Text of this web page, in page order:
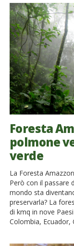
Foresta
polmone
verde
La Foresta
Però con il passare
mondo sta
preservarla? La
di kmq in nove
Colombia, Ecuador,